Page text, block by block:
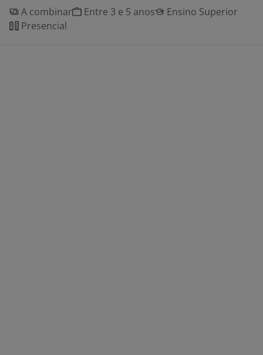
A combinar
Entre 3 e 5 anos
Ensino Superior
Presencial